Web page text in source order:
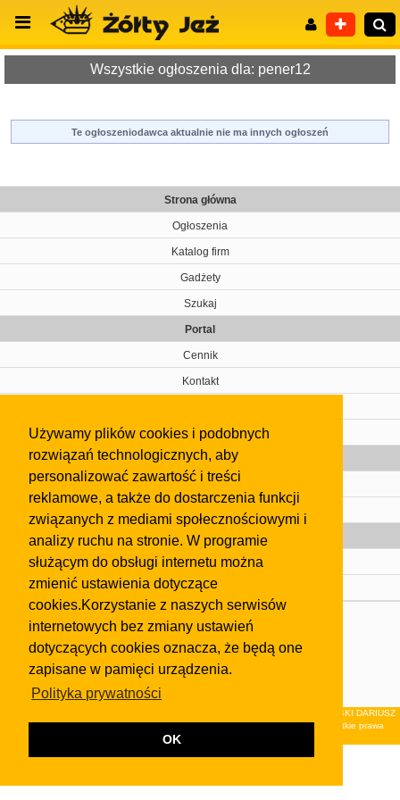
Używamy plików cookies i podobnych
rozwiązań technologicznych, aby
personalizować zawartość i treści
reklamowe, a także do dostarczenia funkcji
związanych z mediami społecznościowymi i
analizy ruchu na stronie. W programie
służącym do obsługi internetu można
zmienić ustawienia dotyczące
cookies.Korzystanie z naszych serwisów
internetowych bez zmiany ustawień
dotyczących cookies oznacza, że będą one
zapisane w pamięci urządzenia.
Polityka prywatności
OK
Wyszukiwanie zaawansowane
Wszystkie ogłoszenia dla: pener12
Te ogłoszeniodawca aktualnie nie ma innych ogłoszeń
Strona główna
Ogłoszenia
Katalog firm
Gadżety
Szukaj
Portal
Cennik
Kontakt
Pomoc
Gazeta
Olkusz
Kontakt
Strefa dla biznesu
Biura nieruchomości
Dealerzy i autokomisy
Skontaktuj się z nami
Korzystanie z tej strony oznacza akceptację postanowień
regulaminuiPolityki Prywatności
Klauzula FB
© 2026Wydawnictwo NEON sp. z o.o. (dawniej: FIRMA NEON MAREK KLUCZEWSKI DARIUSZ
KRAWCZYK s.c.) z siedzibą w Olkuszu, ul.Żuradzka 15, 32-300 Olkusz . Wszystkie prawa
zastrzeżone.